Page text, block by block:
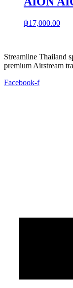
฿17,000.00
Streamline Thailand
premium Airstream
Facebook-f